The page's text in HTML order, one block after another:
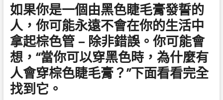
如果你是一個由黑色睫毛膏發誓的
人，你可能永遠不會在你的生活中
拿起棕色管 – 除非錯誤。你可能會
想，“當你可以穿黑色時，為什麼有
人會穿棕色睫毛膏？”下面看看完全
找到它。